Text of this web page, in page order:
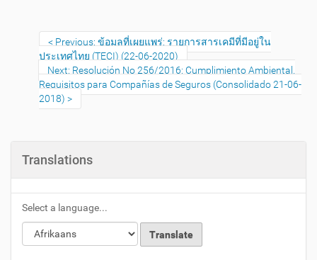
Previous: ข้อมูลที่เผยแพร่: รายการสารเคมีที่มีอยู่ใน
ประเทศไทย (TECI) (22-06-2020)
Next: Resolución No 256/2016: Cumplimiento Ambiental.
Requisitos para Compañías de Seguros (Consolidado 21-06-
2018)
Translations
Select a language...